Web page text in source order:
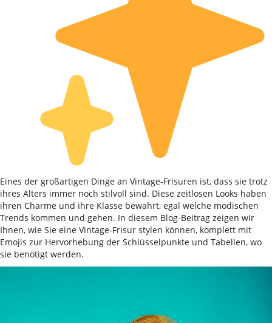
Eines der großartigen Dinge an Vintage-Frisuren ist, dass sie trotz
ihres Alters immer noch stilvoll sind. Diese zeitlosen Looks haben
ihren Charme und ihre Klasse bewahrt, egal welche modischen
Trends kommen und gehen. In diesem Blog-Beitrag zeigen wir
Ihnen, wie Sie eine Vintage-Frisur stylen können, komplett mit
Emojis zur Hervorhebung der Schlüsselpunkte und Tabellen, wo
sie benötigt werden.